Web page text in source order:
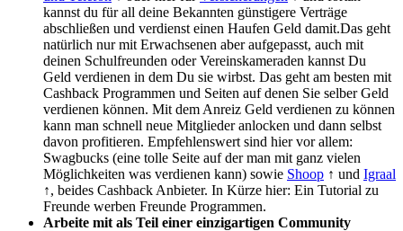
kannst du für all deine Bekannten günstigere Verträge
abschließen und verdienst einen Haufen Geld damit.Das geht
natürlich nur mit Erwachsenen aber aufgepasst, auch mit
deinen Schulfreunden oder Vereinskameraden kannst Du
Geld verdienen in dem Du sie wirbst. Das geht am besten mit
Cashback Programmen und Seiten auf denen Sie selber Geld
verdienen können. Mit dem Anreiz Geld verdienen zu können
kann man schnell neue Mitglieder anlocken und dann selbst
davon profitieren. Empfehlenswert sind hier vor allem:
Swagbucks (eine tolle Seite auf der man mit ganz vielen
Möglichkeiten was verdienen kann) sowie Shoop ↑ und Igraal
↑, beides Cashback Anbieter. In Kürze hier: Ein Tutorial zu
Freunde werben Freunde Programmen.
Arbeite mit als Teil einer einzigartigen Community